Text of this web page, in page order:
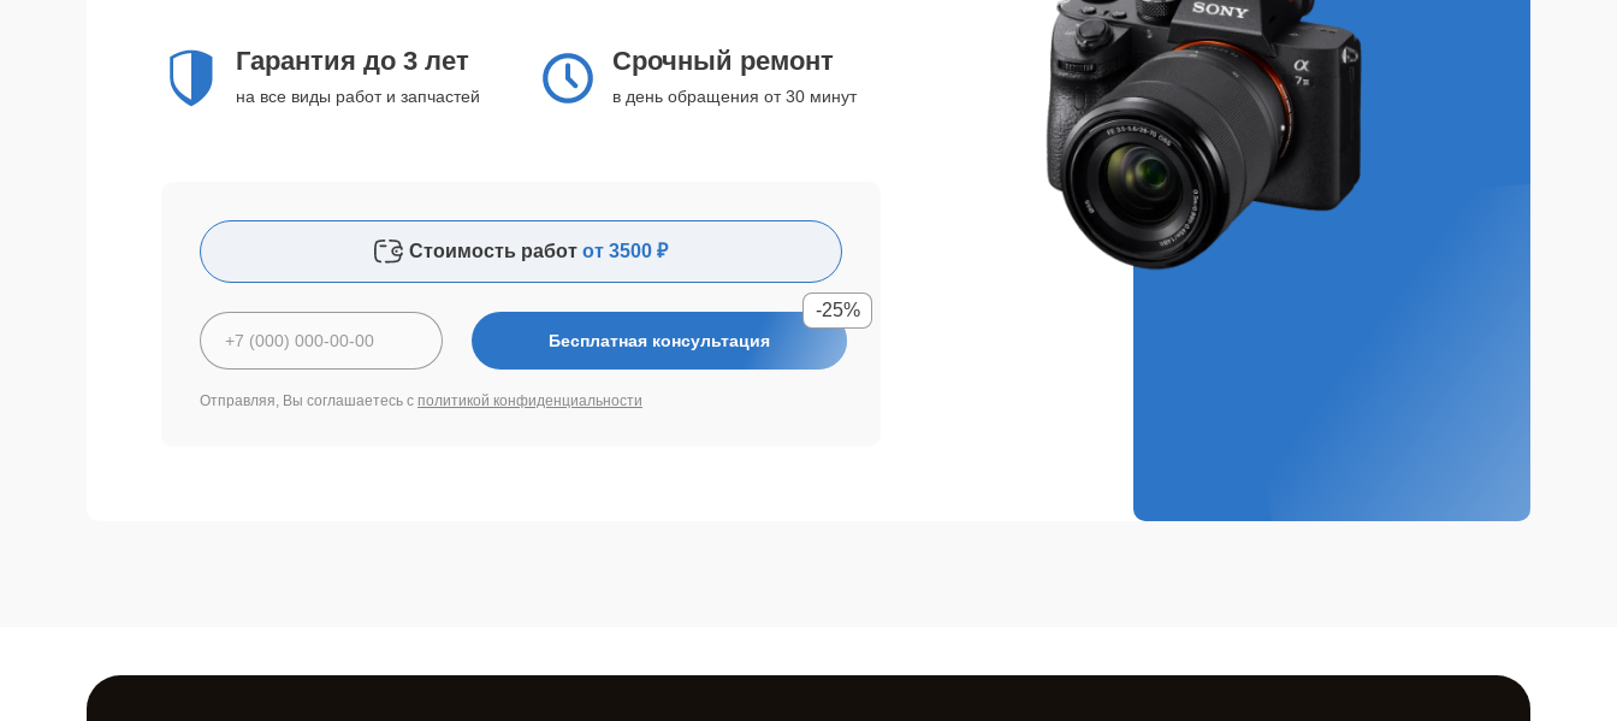
Гарантия до 3 лет
на все виды работ и запчастей
Срочный ремонт
в день обращения от 30 минут
Стоимость работ от 3500 ₽
Бесплатная консультация
-25%
Отправляя, Вы соглашаетесь с политикой конфиденциальности